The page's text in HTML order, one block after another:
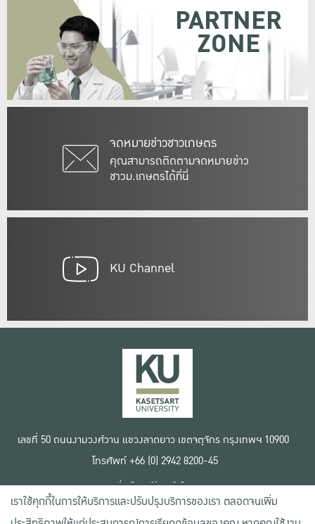
จดหมายข่าวชาวเกษตร
คุณสามารถติดตามจดหมายข่าว
ชาวม.เกษตรได้ที่นี่
PARTNER
ZONE
KU Channel
เลขที่ 50 ถนนงามวงศ์วาน แขวงลาดยาว เขตจตุจักร กรุงเทพฯ 10900
โทรศัพท์ +66 (0) 2942 8200-45
เงื่อนไขการใช้งานเว็บไซต์
ข้อตกลงด้านสิทธิ์ใช้งาน
นโยบายความเป็นส่วนตัว
เราใช้คุกกี้ในการให้บริการและปรับปรุงบริการของเรา ตลอดจนเพิ่ม